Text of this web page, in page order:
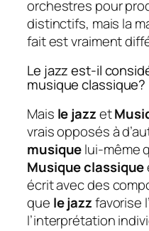
orchestres pour
distinctifs, mais la
fait est vraiment
Le jazz est-il
musique classique?
Mais le jazzet
vrais opposés à
musiquelui-même
Musique classique
écrit avec des
que le jazzfavorise
l’interprétation